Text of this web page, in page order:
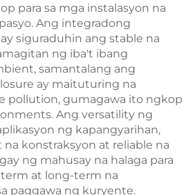
para sa mga instalasyon na
Ang integradong
siguraduhin ang stable na
ng iba't ibang
samantalang ang
ay maituturing na
pollution, gumagawa ito ngkop
Ang versatility ng
ng kapangyarihan,
na konstraksyon at reliable na
ng mahusay na halaga para
at long-term na
paggawa ng kuryente.